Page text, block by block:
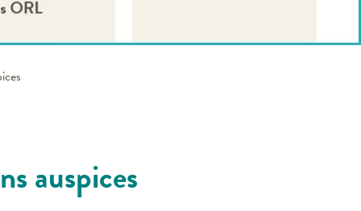
auspices